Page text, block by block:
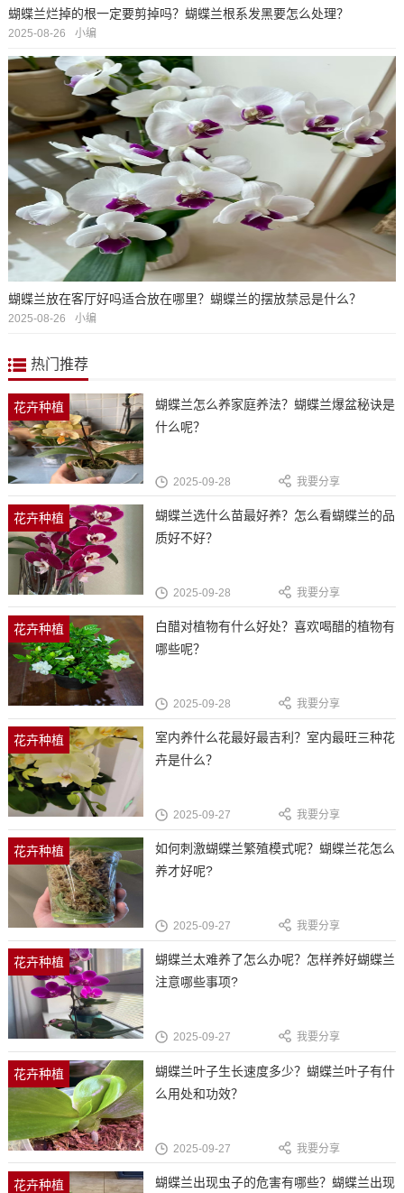
蝴蝶兰烂掉的根一定要剪掉吗？蝴蝶兰根系发黑要怎么处理？
2025-08-26 小编
蝴蝶兰放在客厅好吗适合放在哪里？蝴蝶兰的摆放禁忌是什么？
2025-08-26 小编
热门推荐
花卉种植
蝴蝶兰怎么养家庭养法？蝴蝶兰爆盆秘诀是
什么呢？
2025-09-28 我要分享
花卉种植
蝴蝶兰选什么苗最好养？怎么看蝴蝶兰的品
质好不好？
2025-09-28 我要分享
花卉种植
白醋对植物有什么好处？喜欢喝醋的植物有
哪些呢？
2025-09-28 我要分享
花卉种植
室内养什么花最好最吉利？室内最旺三种花
卉是什么？
2025-09-27 我要分享
花卉种植
如何刺激蝴蝶兰繁殖模式呢？蝴蝶兰花怎么
养才好呢?
2025-09-27 我要分享
花卉种植
蝴蝶兰太难养了怎么办呢？怎样养好蝴蝶兰
注意哪些事项?
2025-09-27 我要分享
花卉种植
蝴蝶兰叶子生长速度多少？蝴蝶兰叶子有什
么用处和功效？
2025-09-27 我要分享
花卉种植
蝴蝶兰出现虫子的危害有哪些？蝴蝶兰出现